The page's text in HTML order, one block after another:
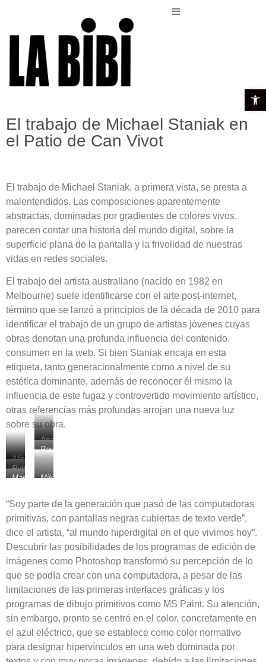
El trabajo de Michael Staniak en
el Patio de Can Vivot
El trabajo de Michael Staniak, a primera vista, se presta a
malentendidos. Las composiciones aparentemente
abstractas, dominadas por gradientes de colores vivos,
parecen contar una historia del mundo digital, sobre la
superficie plana de la pantalla y la frivolidad de nuestras
vidas en redes sociales.
El trabajo del artista australiano (nacido en 1982 en
Melbourne) suele identificarse con el arte post-internet,
término que se lanzó a principios de la década de 2010 para
identificar el trabajo de un grupo de artistas jóvenes cuyas
obras denotan una profunda influencia del contenido.
consumen en la web. Si bien Staniak encaja en esta
etiqueta, tanto generacionalmente como a nivel de su
estética dominante, además de reconocer él mismo la
influencia de este fugaz y controvertido movimiento artístico,
otras referencias más profundas arrojan una nueva luz
sobre su obra.
Ana
lladó
Y
Marta
Pons
Paula
Campins,
Miquel
Cantallops
Miquel
Moreno
Alissa
Sutton,
Miquel
Lorena
Ruiz
y
Julieta
Ruth
Rodriguez
Robacho
Buika
Mar
Clara
Garau,
Adria
Clapes
y
Esmeralda
Gómez
Miki
Ruiz,
Miguel
Tous
y
Margarita
Alzamora
“Soy parte de la generación que pasó de las computadoras
primitivas, con pantallas negras cubiertas de texto verde”,
dice el artista, “al mundo hiperdigital en el que vivimos hoy”.
Descubrir las posibilidades de los programas de edición de
imágenes como Photoshop transformó su percepción de lo
que se podía crear con una computadora, a pesar de las
limitaciones de las primeras interfaces gráficas y los
programas de dibujo primitivos como MS Paint. Su atención,
sin embargo, pronto se centró en el color, concretamente en
el azul eléctrico, que se establece como color normativo
para designar hipervínculos en una web dominada por